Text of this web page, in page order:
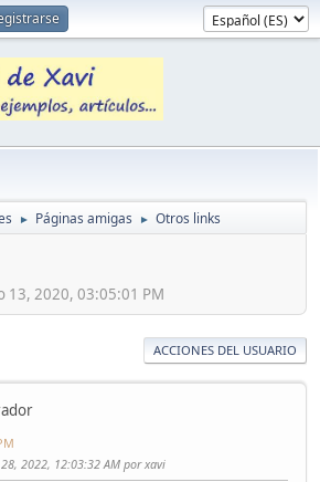
► Páginas amigas ► Otros links
13, 2020, 03:05:01 PM
ACCIONES DEL USUARIO
2022, 12:03:32 AM por xavi